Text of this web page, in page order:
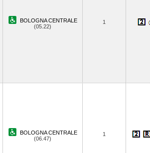
BOLOGNA CENTRALE
(05.22)
1
BOLOGNA CENTRALE
(06.47)
1